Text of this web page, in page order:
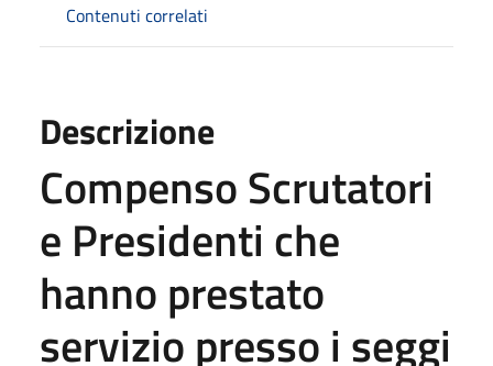
Contenuti correlati
Descrizione
Compenso Scrutatori
e Presidenti che
hanno prestato
servizio presso i seggi